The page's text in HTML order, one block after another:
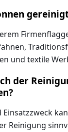
und textile
der
Einsatzzweck
Reinigung